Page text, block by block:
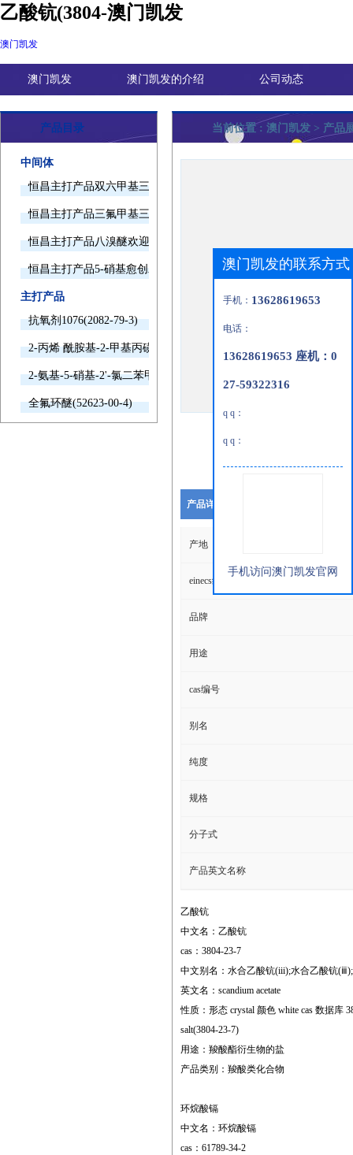
乙酸钪(3804-澳门凯发
澳门凯发
澳门凯发 澳门凯发的介绍 公司动态
产品目录
中间体
恒昌主打产品双六甲基三胺欢迎询价
恒昌主打产品三氟甲基三甲基硅烷欢迎询价
恒昌主打产品八溴醚欢迎询价
恒昌主打产品5-硝基愈创木酚钠欢迎询价
主打产品
抗氧剂1076(2082-79-3)
2-丙烯 酰胺基-2-甲基丙磺酸(15214-89-8)
2-氨基-5-硝基-2'-氯二苯甲酮(2011-66-7)
全氟环醚(52623-00-4)
当前位置 : 澳门凯发 > 产品
产品详细说明
产地
einecs编号
品牌
用途
cas编号
别名
纯度
规格
分子式
产品英文名称
乙酸钪
中文名：乙酸钪
cas：3804-23-7
中文别名：水合乙酸钪(iii);水合乙酸钪
英文名：scandium acetate
性质：形态 crystal 颜色 white cas 数据库
salt(3804-23-7)
用途：羧酸酯衍生物的盐
产品类别：羧酸类化合物
环烷酸镉
中文名：环烷酸镉
cas：61789-34-2
澳门凯发的联系方式
手机： 13628619653
电话：
13628619653 座机：0
27-59322316
q q：
q q：
手机访问澳门凯发官网